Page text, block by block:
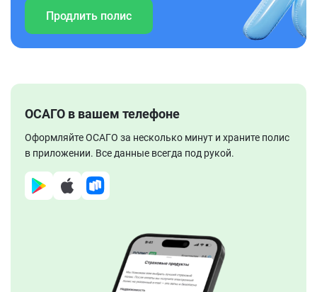
Продлить полис
ОСАГО в вашем телефоне
Оформляйте ОСАГО за несколько минут и храните полис
в приложении. Все данные всегда под рукой.